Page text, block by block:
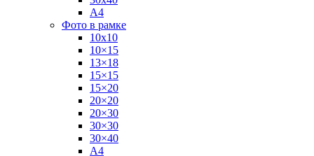
А4
Фото в рамке
10х10
10×15
13×18
15×15
15×20
20×20
20×30
30×30
30×40
A4